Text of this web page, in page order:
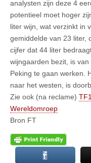
analysten zijn deze 4
potentieel moet hoger
liter wijn, wat verzinkt in
gemiddelde van 23 liter,
cijfer dat 44 liter
wijngaarden bezit, is
Peking te gaan werken.
naar het westen, is
Zie ook (na reclame)
Wereldomroep
Bron FT